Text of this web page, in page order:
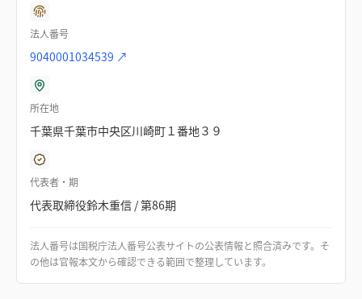
法人番号
9040001034539 ↗
所在地
千葉県千葉市中央区川崎町１番地３９
代表者・期
代表取締役鈴木重信 / 第86期
法人番号は国税庁法人番号公表サイトの公表情報と照合済みです。そ
の他は官報本文から確認できる範囲で整理しています。